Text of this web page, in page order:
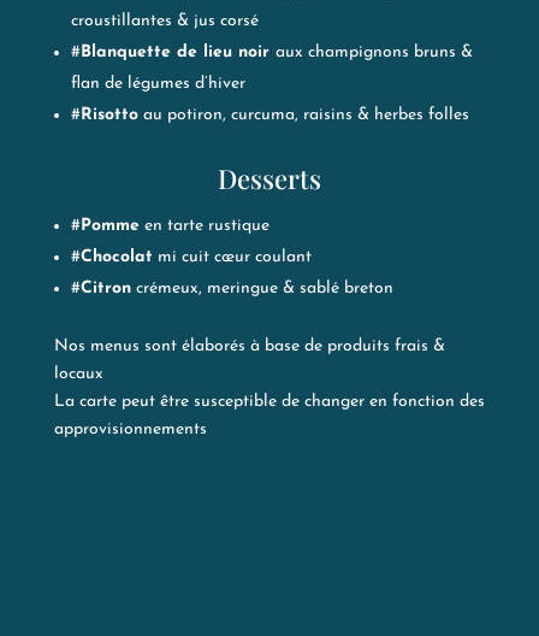
croustillantes & jus corsé
#Blanquette de lieu noir aux champignons bruns &
flan de légumes d’hiver
#Risottoau potiron, curcuma, raisins & herbes folles
Desserts
#Pommeen tarte rustique
#Chocolat mi cuit cœur coulant
#Citroncrémeux, meringue & sablé breton
Nos menus sont élaborés à base de produits frais &
locaux
La carte peut être susceptible de changer en fonction des
approvisionnements